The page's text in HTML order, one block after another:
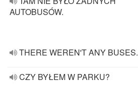
AUTOBUSÓW.
THERE WEREN'T ANY BUSES.
CZY BYŁEM W PARKU?